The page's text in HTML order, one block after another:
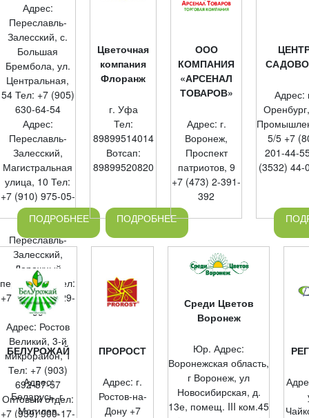
Адрес:
Переславль-
Залесский, с.
Большая
Брембола, ул.
Центральная,
54 Тел: +7 (905)
630-64-54
Адрес:
Переславль-
Залесский,
Магистральная
улица, 10 Тел:
+7 (910) 975-05-
05
Адрес:
Переславль-
Залесский,
Дорожный
переулок, 2 Тел:
+7 (901) 277-29-
99
Адрес: Ростов
Великий, 3-й
микрорайон, 1
Тел: +7 (903)
692-57-57
Оптовый отдел:
+7 (939) 900-17-
ПОДРОБНЕЕ
Цветочная
компания
Флоранж
г. Уфа
Тел:
89899514014
Вотсап:
89899520820
ПОДРОБНЕЕ
ООО
КОМПАНИЯ
«АРСЕНАЛ
ТОВАРОВ»
Адрес: г.
Воронеж,
Проспект
патриотов, 9
+7 (473) 2-391-
392
Адрес:
5/5 +7
201-44-
(3532) 44-
БЕЛУРОЖАЙ
Адрес:
Беларусь, г.
Могилев,
ПРОРОСТ
Адрес: г.
Ростов-на-
Дону +7
Среди Цветов
Воронеж
Юр. Адрес:
Воронежская область,
г Воронеж, ул
Новосибирская, д.
13е, помещ. III ком.45